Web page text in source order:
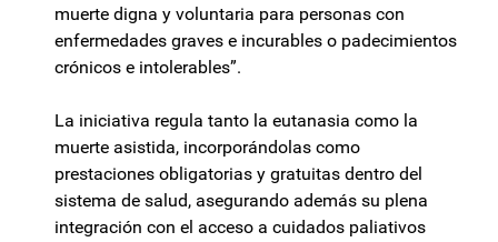
muerte digna y voluntaria para personas con
enfermedades graves e incurables o padecimientos
crónicos e intolerables”.
La iniciativa regula tanto la eutanasia como la
muerte asistida, incorporándolas como
prestaciones obligatorias y gratuitas dentro del
sistema de salud, asegurando además su plena
integración con el acceso a cuidados paliativos